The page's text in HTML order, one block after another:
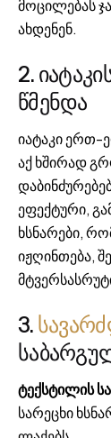
მოცილებას
ახდენენ.
2.
წმენდა
იატაკი ერთ-
აქ ხშირად
ეფექტური,
ხსნარები,
იჟღინთება,
3.
ტექსტილის
სარეცხი